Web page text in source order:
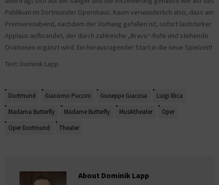
Publikum im Dortmunder Opernhaus. Kaum verwunderlich also, dass am
Premierenabend, nachdem der Vorhang gefallen ist, sofort lautstarker
Applaus aufbrandet, der durch zahlreiche „Bravo“-Rufe und stehende
Ovationen ergänzt wird. Ein herausragender Start in die neue Spielzeit!
Text: Dominik Lapp
Dortmund Giacomo Puccini Giuseppe Giacosa
Luigi Illica
Madama Butterfly
Madame Butterfly Musiktheater
Oper
Oper Dortmund
Theater
About Dominik Lapp